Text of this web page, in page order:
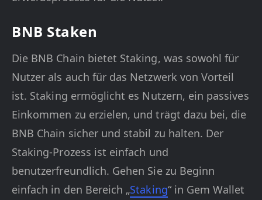
BNB Staken
Die BNB Chain bietet Staking, was sowohl für
Nutzer als auch für das Netzwerk von Vorteil
ist. Staking ermöglicht es Nutzern, ein passives
Einkommen zu erzielen, und trägt dazu bei, die
BNB Chain sicher und stabil zu halten. Der
Staking-Prozess ist einfach und
benutzerfreundlich. Gehen Sie zu Beginn
einfach in den Bereich „Staking“ in Gem Wallet